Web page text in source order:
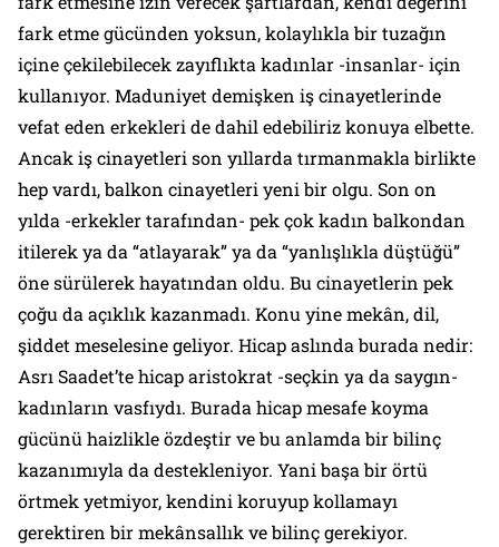
fark etme gücünden yoksun, kolaylıkla bir tuzağın
içine çekilebilecek zayıflıkta kadınlar -insanlar- için
kullanıyor. Maduniyet demişken iş cinayetlerinde
vefat eden erkekleri de dahil edebiliriz konuya elbette.
Ancak iş cinayetleri son yıllarda tırmanmakla birlikte
hep vardı, balkon cinayetleri yeni bir olgu. Son on
yılda -erkekler tarafından- pek çok kadın balkondan
itilerek ya da “atlayarak” ya da “yanlışlıkla düştüğü”
öne sürülerek hayatından oldu. Bu cinayetlerin pek
çoğu da açıklık kazanmadı. Konu yine mekân, dil,
şiddet meselesine geliyor. Hicap aslında burada nedir:
Asrı Saadet’te hicap aristokrat -seçkin ya da saygın-
kadınların vasfıydı. Burada hicap mesafe koyma
gücünü haizlikle özdeştir ve bu anlamda bir bilinç
kazanımıyla da destekleniyor. Yani başa bir örtü
örtmek yetmiyor, kendini koruyup kollamayı
gerektiren bir mekânsallık ve bilinç gerekiyor.